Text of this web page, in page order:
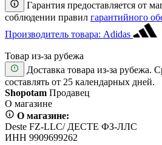
Гарантия предоставляется от
соблюдении правил гарантийного
Производитель товара: Adidas
Товар из-за рубежа
Доставка товара из-за рубежа.
составлять от 25 календарных дней.
Shopotam Продавец
О магазине
О магазине:
Deste FZ-LLC/ ДЕСТЕ ФЗ-ЛЛС
ИНН 9909699262